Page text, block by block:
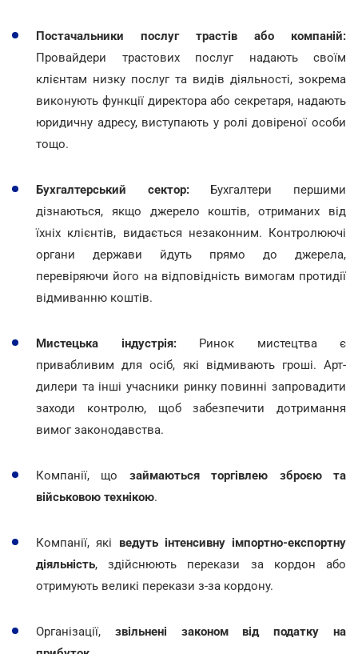
Постачальники послуг трастів або компаній:
Провайдери трастових послуг надають своїм
клієнтам низку послуг та видів діяльності, зокрема
виконують функції директора або секретаря, надають
юридичну адресу, виступають у ролі довіреної особи
тощо.
Бухгалтерський сектор:Бухгалтери першими
дізнаються, якщо джерело коштів, отриманих від
їхніх клієнтів, видається незаконним. Контролюючі
органи держави йдуть прямо до джерела,
перевіряючи його на відповідність вимогам протидії
відмиванню коштів.
Мистецька індустрія:Ринок мистецтва є
привабливим для осіб, які відмивають гроші. Арт-
дилери та інші учасники ринку повинні запровадити
заходи контролю, щоб забезпечити дотримання
вимог законодавства.
Компанії, що займаються торгівлею зброєю та
військовою технікою.
Компанії, які ведуть інтенсивну імпортно-експортну
діяльність, здійснюють перекази за кордон або
отримують великі перекази з-за кордону.
Організації, звільнені законом від податку на